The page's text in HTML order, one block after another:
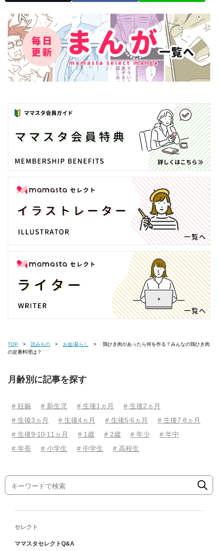
TOP 読みもの お金/暮らし
の定番料理は？
月齢別に記事を探す
# 妊娠 # 新生児 # 生後1ヵ月
# 生後2ヵ月
# 生後3ヵ月
# 生後4ヵ月 # 生後5⋅6ヵ月
# 生後7⋅8ヵ月
# 生後9⋅10⋅11ヵ月
# 1歳 # 2歳 # 年少
# 年中
# 年長
# 小学生 # 中学生 # 高校生
セレクト
ママスタセレクトQ&A